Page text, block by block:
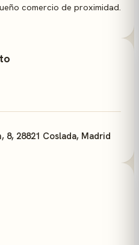
comercio de proximidad.
8, 28821 Coslada, Madrid